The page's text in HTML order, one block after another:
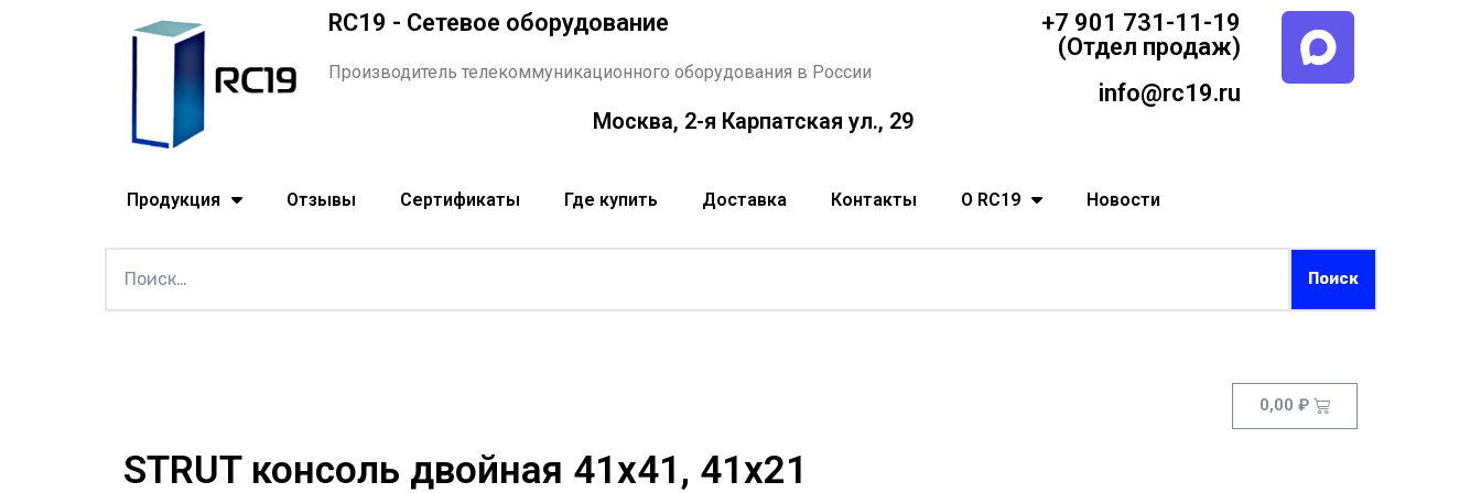
RC19 - Сетевое оборудование
Производитель телекоммуникационного оборудования в России
Москва, 2-я Карпатская ул., 29
+7 901 731-11-19
(Отдел продаж)
info@rc19.ru
Продукция Отзывы Сертификаты Где купить Доставка Контакты О RC19 Новости
0,00 ₽
STRUT консоль двойная 41х41, 41х21